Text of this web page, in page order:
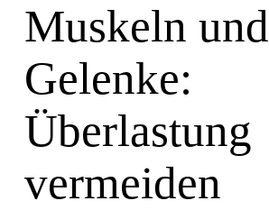
Muskeln und
Gelenke:
Überlastung
vermeiden